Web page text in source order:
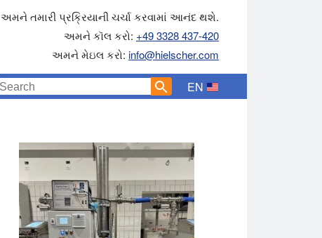
અમને તમારી પ્રક્રિયાની ચર્ચા કરવામાં આનંદ થશે.
અમને કૉલ કરો: +49 3328 437-420
અમને મેઇલ કરો: info@hielscher.com
EN